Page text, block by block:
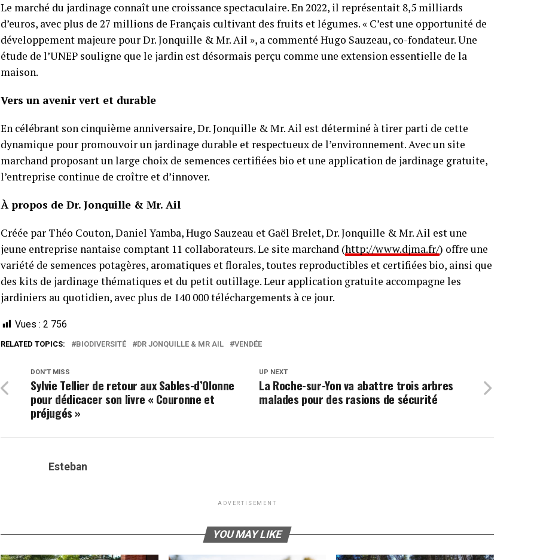
Le marché du jardinage connaît une croissance spectaculaire. En 2022, il représentait 8,5 milliards
d’euros, avec plus de 27 millions de Français cultivant des fruits et légumes. « C’est une opportunité de
développement majeure pour Dr. Jonquille & Mr. Ail », a commenté Hugo Sauzeau, co-fondateur. Une
étude de l’UNEP souligne que le jardin est désormais perçu comme une extension essentielle de la
maison.
Vers un avenir vert et durable
En célébrant son cinquième anniversaire, Dr. Jonquille & Mr. Ail est déterminé à tirer parti de cette
dynamique pour promouvoir un jardinage durable et respectueux de l’environnement. Avec un site
marchand proposant un large choix de semences certifiées bio et une application de jardinage gratuite,
l’entreprise continue de croître et d’innover.
À propos de Dr. Jonquille & Mr. Ail
Créée par Théo Couton, Daniel Yamba, Hugo Sauzeau et Gaël Brelet, Dr. Jonquille & Mr. Ail est une
jeune entreprise nantaise comptant 11 collaborateurs. Le site marchand (http://www.djma.fr/) offre une
variété de semences potagères, aromatiques et florales, toutes reproductibles et certifiées bio, ainsi que
des kits de jardinage thématiques et du petit outillage. Leur application gratuite accompagne les
jardiniers au quotidien, avec plus de 140 000 téléchargements à ce jour.
Vues : 2 756
RELATED TOPICS: BIODIVERSITÉ DR JONQUILLE & MR AIL VENDÉE
UP NEXT
La Roche-sur-Yon va abattre trois arbres
malades pour des rasions de sécurité
DON'T MISS
Sylvie Tellier de retour aux Sables-d’Olonne
pour dédicacer son livre « Couronne et
préjugés »
Esteban
ADVERTISEMENT
YOU MAY LIKE